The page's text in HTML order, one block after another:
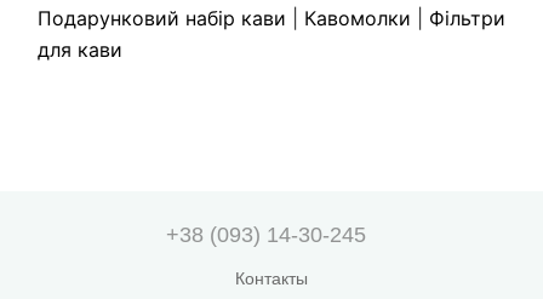
Подарунковий набір кави
Кавомолки
Фільтри
для кави
+38 (093) 14-30-245
Контакты